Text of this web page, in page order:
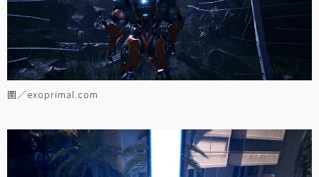
圖／exoprimal.com